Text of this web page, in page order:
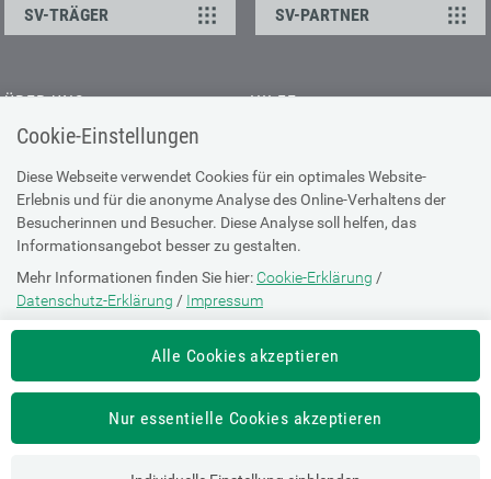
Cookie-Einstellungen
Diese Webseite verwendet Cookies für ein optimales Website-
Erlebnis und für die anonyme Analyse des Online-Verhaltens der
Besucherinnen und Besucher. Diese Analyse soll helfen, das
Informationsangebot besser zu gestalten.
Mehr Informationen finden Sie hier: Cookie-Erklärung /
Datenschutz-Erklärung / Impressum
Die Einstellung können Sie jederzeit auf der Seite "Cookie-Erklärung"
Alle Cookies akzeptieren
Nur essentielle Cookies akzeptieren
SV-TRÄGER SV-PARTNER
ÜBER UNS
Kontakt
Offene Stellen
Presse
HILFE
Browser-Info & Sicherheit
Hilfe zur Suche
Technische Unterstützung
DATENSCHUTZ
Cookie-Erklärung
Datenschutz-Erklärung
Impressum
Nutzungsbestimmungen